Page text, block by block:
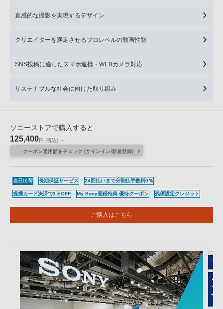
直感的な撮影を実現するデザイン
クリエイターを満足させるプロレベルの動画性能
SNS投稿に適したスマホ連携・WEBカメラ対応
サステナブルな社会に向けた取り組み
ソニーストアで購入すると
125,400円 (税込) ～
クーポン適用額をチェック (サインイン/新規登録)
当日出荷 長期保証サービス 24回払いまで分割払手数料0％
提携カード決済で3％OFF My Sony登録特典 優待クーポン 残価設定クレジット
ご購入はこちら